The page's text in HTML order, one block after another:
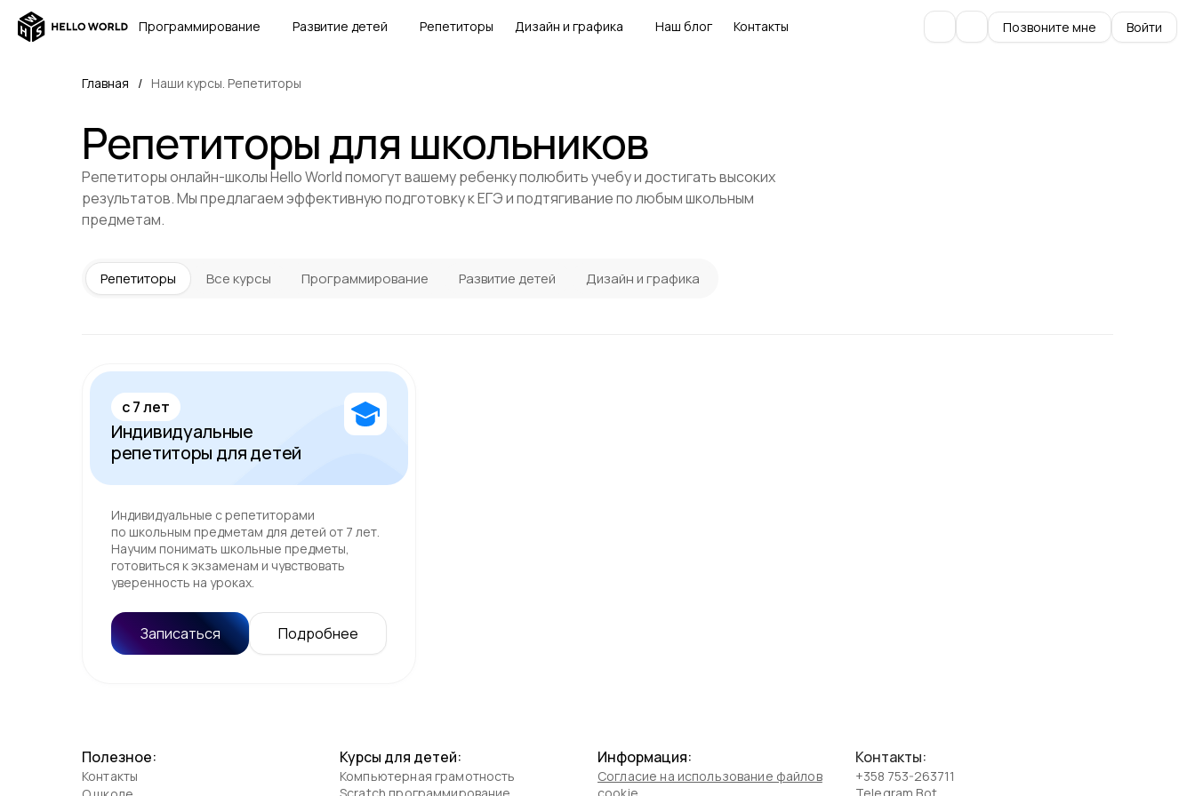
Программирование Развитие детей Репетиторы Дизайн и графика Наш блог Контакты Позвоните мне Войти
Главная / Наши курсы. Репетиторы
Репетиторы для школьников
Репетиторы онлайн-школы Hello World помогут вашему ребенку полюбить учебу и достигать высоких
результатов. Мы предлагаем эффективную подготовку к ЕГЭ и подтягивание по любым школьным
предметам.
Репетиторы Все курсы Программирование Развитие детей Дизайн и графика
c 7 лет
Индивидуальные
репетиторы для детей
Индивидуальные с репетиторами
по школьным предметам для детей от 7 лет.
Научим понимать школьные предметы,
готовиться к экзаменам и чувствовать
уверенность на уроках.
Записаться Подробнее
Полезное:
Контакты
Курсы для детей:
Компьютерная грамотность
Информация:
Согласие на использование файлов
Контакты:
+358 753-263711